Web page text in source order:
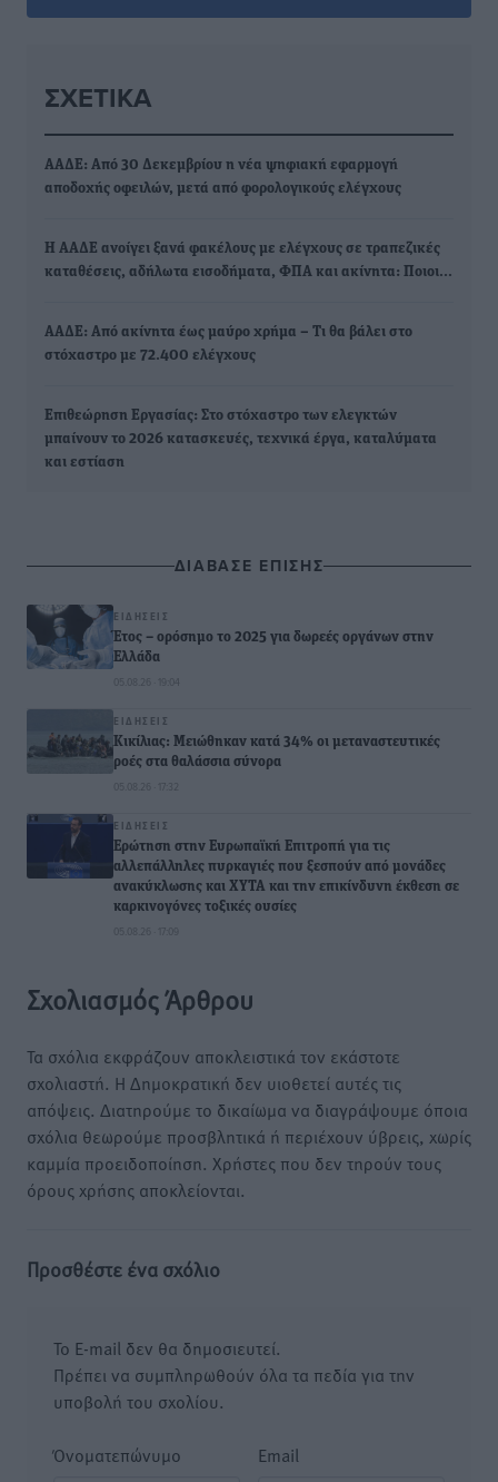
ΣΧΕΤΙΚΆ
ΑΑΔΕ: Από 30 Δεκεμβρίου η νέα ψηφιακή εφαρμογή
αποδοχής οφειλών, μετά από φορολογικούς ελέγχους
Η ΑΑΔΕ ανοίγει ξανά φακέλους με ελέγχους σε τραπεζικές
καταθέσεις, αδήλωτα εισοδήματα, ΦΠΑ και ακίνητα: Ποιοι…
ΑΑΔΕ: Από ακίνητα έως μαύρο χρήμα – Τι θα βάλει στο
στόχαστρο με 72.400 ελέγχους
Επιθεώρηση Εργασίας: Στο στόχαστρο των ελεγκτών
μπαίνουν το 2026 κατασκευές, τεχνικά έργα, καταλύματα
και εστίαση
ΔΙΑΒΑΣΕ ΕΠΙΣΗΣ
ΕΙΔΉΣΕΙΣ
Έτος – ορόσημο το 2025 για δωρεές οργάνων στην
Ελλάδα
05.08.26 · 19:04
ΕΙΔΉΣΕΙΣ
Κικίλιας: Μειώθηκαν κατά 34% οι μεταναστευτικές
ροές στα θαλάσσια σύνορα
05.08.26 · 17:32
ΕΙΔΉΣΕΙΣ
Ερώτηση στην Ευρωπαϊκή Επιτροπή για τις
αλλεπάλληλες πυρκαγιές που ξεσπούν από μονάδες
ανακύκλωσης και ΧΥΤΑ και την επικίνδυνη έκθεση σε
καρκινογόνες τοξικές ουσίες
05.08.26 · 17:09
Σχολιασμός Άρθρου
Τα σχόλια εκφράζουν αποκλειστικά τον εκάστοτε
σχολιαστή. Η Δημοκρατική δεν υιοθετεί αυτές τις
απόψεις. Διατηρούμε το δικαίωμα να διαγράψουμε όποια
σχόλια θεωρούμε προσβλητικά ή περιέχουν ύβρεις, χωρίς
καμμία προειδοποίηση. Χρήστες που δεν τηρούν τους
όρους χρήσης αποκλείονται.
Προσθέστε ένα σχόλιο
Το E-mail δεν θα δημοσιευτεί.
Πρέπει να συμπληρωθούν όλα τα πεδία για την
υποβολή του σχολίου.
Όνοματεπώνυμο Email